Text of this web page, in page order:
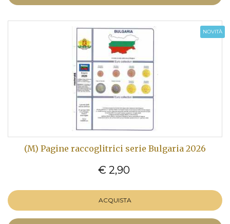
NOVITÀ
(M) Pagine raccoglitrici serie Bulgaria 2026
€ 2,90
ACQUISTA